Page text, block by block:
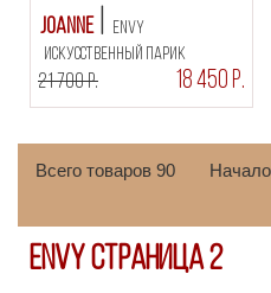
JoAnne
искусственный парик
Envy
21 700 Р. 18 450 Р.
Всего товаров 90 Начало
Envy Страница 2